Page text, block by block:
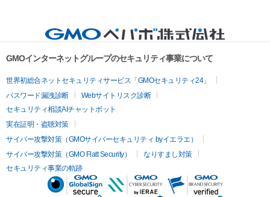
GMOインターネットグループのセキュリティ事業について
世界初総合ネットセキュリティサービス「GMOセキュリティ24」
パスワード漏洩診断
Webサイトリスク診断
セキュリティ相談AIチャットボット
実在証明・盗聴対策
サイバー攻撃対策（GMOサイバーセキュリティ byイエラエ）
サイバー攻撃対策（GMO Flatt Security）
なりすまし対策
セキュリティ事業の軌跡